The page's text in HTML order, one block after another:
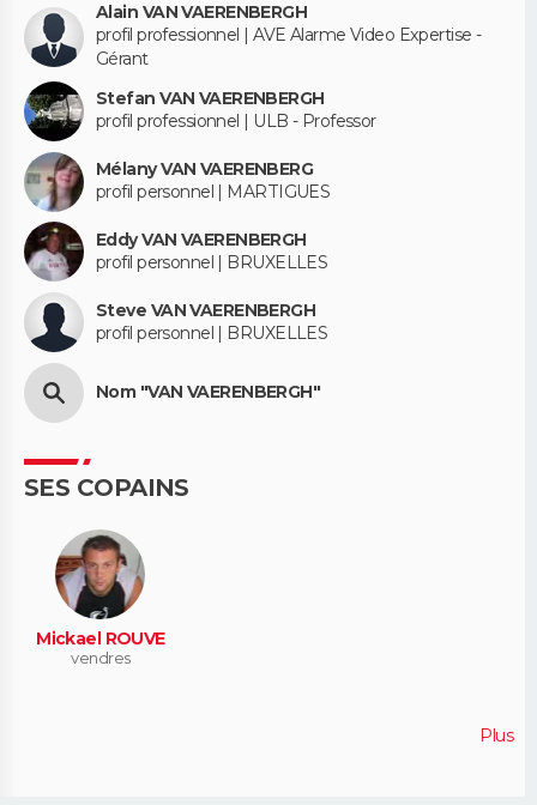
Alain VAN VAERENBERGH
profil professionnel | AVE Alarme Video Expertise -
Gérant
Stefan VAN VAERENBERGH
profil professionnel | ULB - Professor
Mélany VAN VAERENBERG
profil personnel | MARTIGUES
Eddy VAN VAERENBERGH
profil personnel | BRUXELLES
Steve VAN VAERENBERGH
profil personnel | BRUXELLES
Nom "VAN VAERENBERGH"
SES COPAINS
Mickael ROUVE
vendres
Plus